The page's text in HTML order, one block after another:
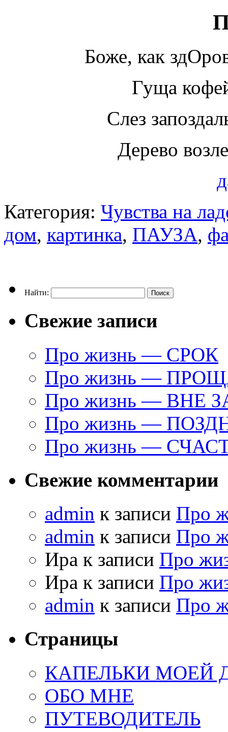
Боже, как
Гуща
Слез
Дерево
Категория: Чувства на
дом, картинка, ПАУЗА,
Найти:
Свежие записи
Про жизнь — СРОК
Про жизнь —
Про жизнь — ВНЕ
Про жизнь —
Про жизнь —
Свежие комментарии
admin к записи Про
admin к записи Про
Ира к записи Про
Ира к записи Про
admin к записи Про
Страницы
КАПЕЛЬКИ МОЕЙ
ОБО МНЕ
ПУТЕВОДИТЕЛЬ